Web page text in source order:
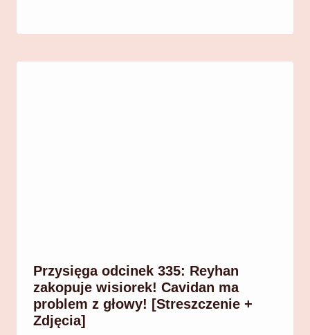
Przysięga odcinek 335: Reyhan
zakopuje wisiorek! Cavidan ma
problem z głowy! [Streszczenie +
Zdjęcia]